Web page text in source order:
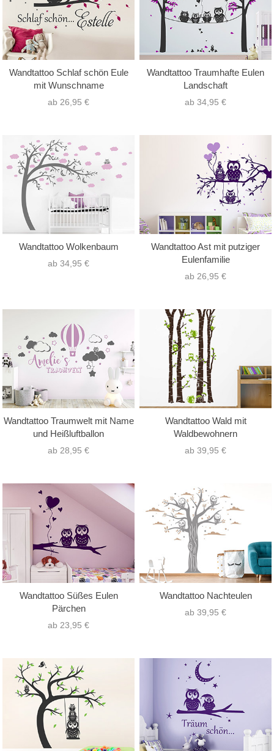
Wandtattoo Schlaf schön Eule
mit Wunschname
ab 26,95 €
Wandtattoo Traumhafte Eulen
Landschaft
ab 34,95 €
Wandtattoo Wolkenbaum
ab 34,95 €
Wandtattoo Ast mit putziger
Eulenfamilie
ab 26,95 €
Wandtattoo Traumwelt mit Name
und Heißluftballon
ab 28,95 €
Wandtattoo Wald mit
Waldbewohnern
ab 39,95 €
Wandtattoo Süßes Eulen
Pärchen
ab 23,95 €
Wandtattoo Nachteulen
ab 39,95 €